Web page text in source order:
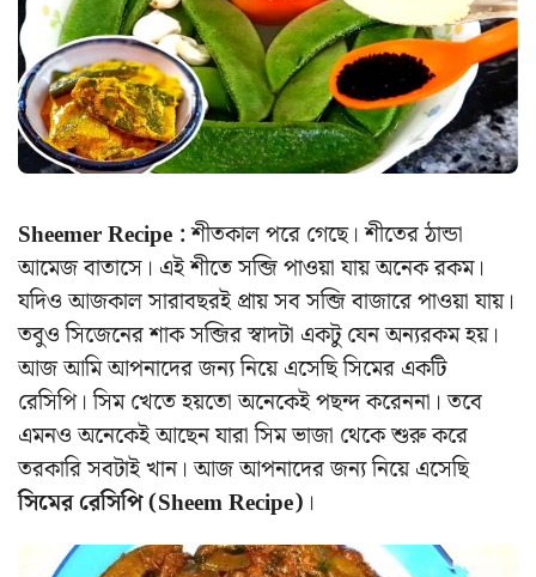
Sheemer Recipe :শীতকাল পরে গেছে। শীতের ঠান্ডা
আমেজ বাতাসে। এই শীতে সব্জি পাওয়া যায় অনেক রকম।
যদিও আজকাল সারাবছরই প্রায় সব সব্জি বাজারে পাওয়া যায়।
তবুও সিজেনের শাক সব্জির স্বাদটা একটু যেন অন্যরকম হয়।
আজ আমি আপনাদের জন্য নিয়ে এসেছি সিমের একটি
রেসিপি। সিম খেতে হয়তো অনেকেই পছন্দ করেননা। তবে
এমনও অনেকেই আছেন যারা সিম ভাজা থেকে শুরু করে
তরকারি সবটাই খান। আজ আপনাদের জন্য নিয়ে এসেছি
সিমের রেসিপি (Sheem Recipe) ।